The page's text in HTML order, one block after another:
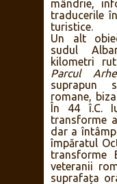
mândrie,
traducerile
turistice.
Un alt
sudul
kilometri
Parcul
suprapun
romane,
În 44 î.C.
transforme
dar a
împăratul
transforme
veteranii
suprafața